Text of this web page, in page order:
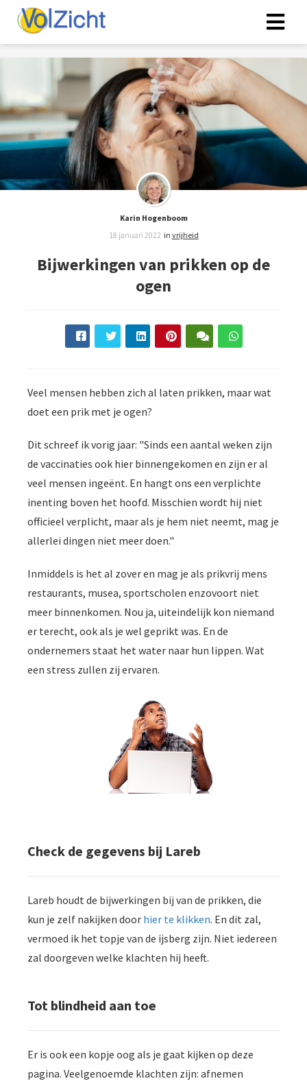
Karin Hogenboom
18 januari 2022 in vrijheid
Bijwerkingen van prikken op de
ogen
Veel mensen hebben zich al laten prikken, maar wat
doet een prik met je ogen?
Dit schreef ik vorig jaar: "Sinds een aantal weken zijn
de vaccinaties ook hier binnengekomen en zijn er al
veel mensen ingeënt. En hangt ons een verplichte
inenting boven het hoofd. Misschien wordt hij niet
officieel verplicht, maar als je hem niet neemt, mag je
allerlei dingen niet meer doen."
Inmiddels is het al zover en mag je als prikvrij mens
restaurants, musea, sportscholen enzovoort niet
meer binnenkomen. Nou ja, uiteindelijk kon niemand
er terecht, ook als je wel geprikt was. En de
ondernemers staat het water naar hun lippen. Wat
een stress zullen zij ervaren.
Check de gegevens bij Lareb
Lareb houdt de bijwerkingen bij van de prikken, die
kun je zelf nakijken door hier te klikken. En dit zal,
vermoed ik het topje van de ijsberg zijn. Niet iedereen
zal doorgeven welke klachten hij heeft.
Tot blindheid aan toe
Er is ook een kopje oog als je gaat kijken op deze
pagina. Veelgenoemde klachten zijn: afnemen